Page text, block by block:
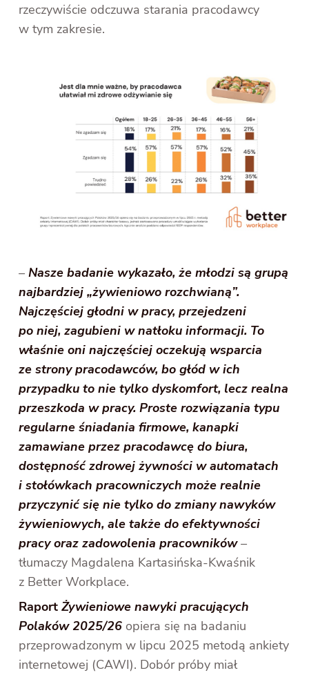
rzeczywiście odczuwa starania pracodawcy
w tym zakresie.
–Nasze badanie wykazało, że młodzi są grupą
najbardziej „żywieniowo rozchwianą”.
Najczęściej głodni w pracy, przejedzeni
po niej, zagubieni w natłoku informacji. To
właśnie oni najczęściej oczekują wsparcia
ze strony pracodawców, bo głód w ich
przypadku to nie tylko dyskomfort, lecz realna
przeszkoda w pracy. Proste rozwiązania typu
regularne śniadania firmowe, kanapki
zamawiane przez pracodawcę do biura,
dostępność zdrowej żywności w automatach
i stołówkach pracowniczych może realnie
przyczynić się nie tylko do zmiany nawyków
żywieniowych, ale także do efektywności
pracy oraz zadowolenia pracowników–
tłumaczy Magdalena Kartasińska-Kwaśnik
z Better Workplace.
RaportŻywieniowe nawyki pracujących
Polaków 2025/26opiera się na badaniu
przeprowadzonym w lipcu 2025 metodą ankiety
internetowej (CAWI). Dobór próby miał